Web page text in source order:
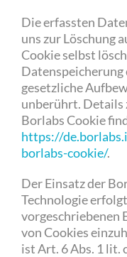
Die erfassten
uns zur Löschung
Cookie selbst
gesetzliche
unberührt. Details
Borlabs Cookie
https://
borlabs-cookie/.
Der Einsatz der
Technologie
vorgeschriebenen
von Cookies
ist Art. 6 Abs. 1 lit.